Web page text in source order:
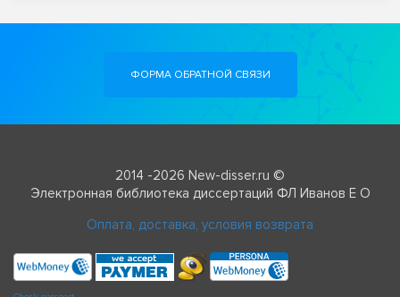
ФОРМА ОБРАТНОЙ СВЯЗИ
2014 -2026 New-disser.ru ©
Электронная библиотека диссертаций ФЛ Иванов Е О
Оплата, доставка, условия возврата